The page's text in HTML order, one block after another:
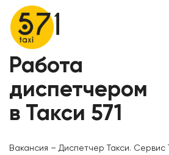
Работа
диспетчером
в Такси 571
Вакансия – Диспетчер Такси. Сервис